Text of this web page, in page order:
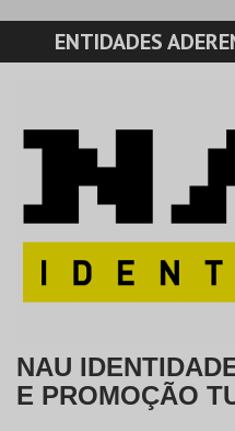
CARRINHO
EVENTOS
CARTÕES
PRODUTOS
ENTIDADES
NAU
E PROMOÇÃO